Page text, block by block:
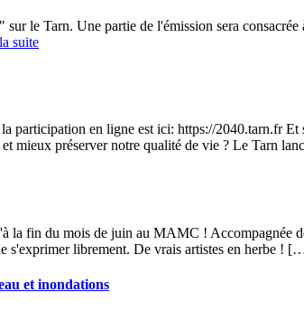
" sur le Tarn. Une partie de l'émission sera consacrée
suite
en ligne est ici: https://2040.tarn.fr
mieux préserver notre qualité de vie ? Le Tarn
la fin du mois de juin au MAMC ! Accompagnée
s'exprimer librement. De vrais artistes en herbe !
et inondations